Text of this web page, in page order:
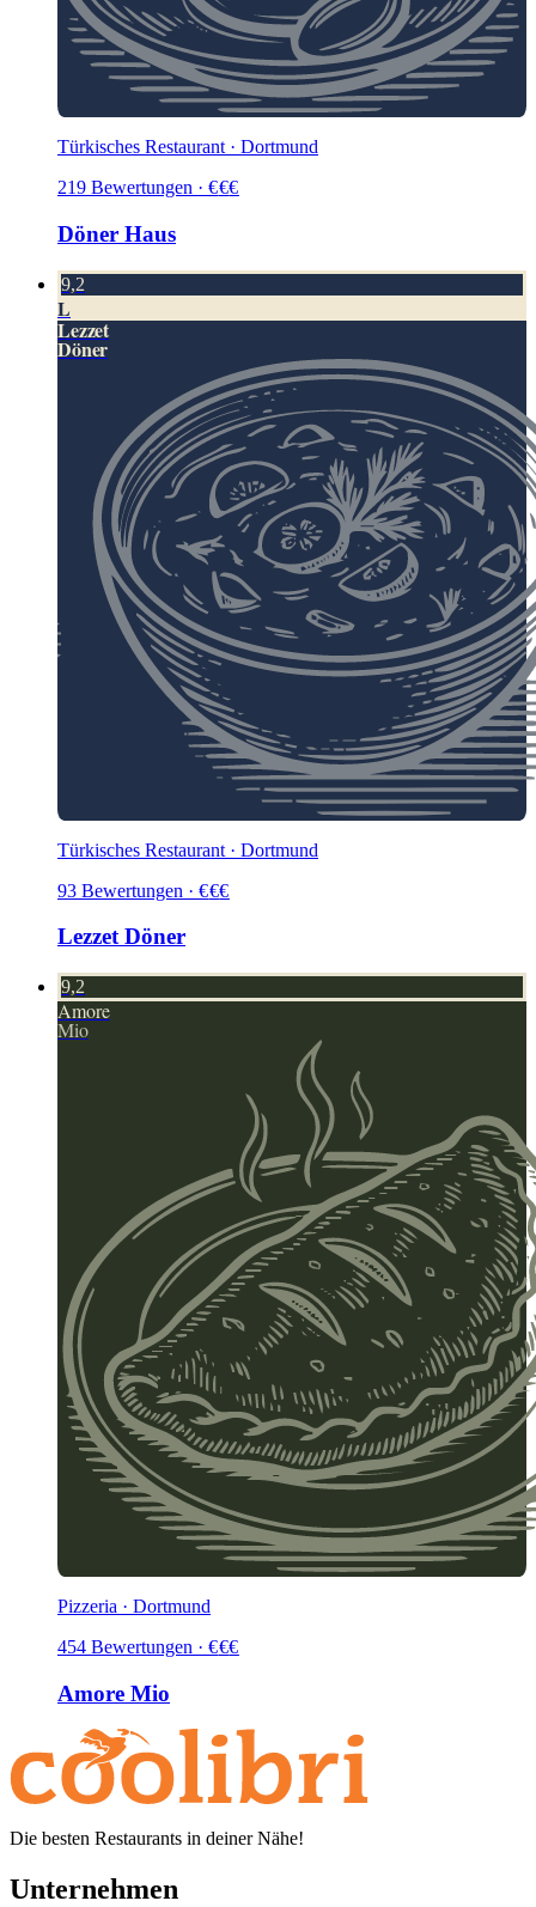
Türkisches Restaurant · Dortmund
219 Bewertungen · €€€
Döner Haus
9,2
L
Lezzet
Döner
Türkisches Restaurant · Dortmund
93 Bewertungen · €€€
Lezzet Döner
9,2
Amore
Mio
Pizzeria · Dortmund
454 Bewertungen · €€€
Amore Mio
Die besten Restaurants in deiner Nähe!
Unternehmen